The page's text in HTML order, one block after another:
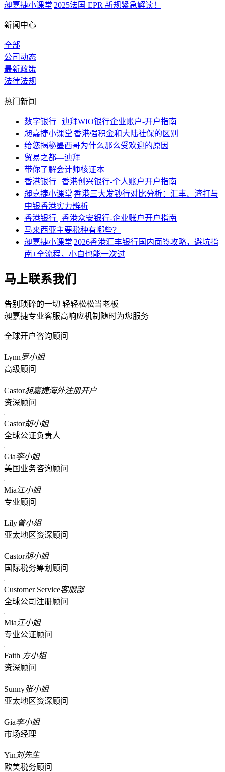
昶嘉捷小课堂|2025法国 EPR 新规紧急解读！
新闻中心
全部
公司动态
最新政策
法律法规
热门新闻
数字银行 | 迪拜WIO银行企业账户-开户指南
昶嘉捷小课堂|香港强积金和大陆社保的区别
给您揭秘墨西哥为什么那么受欢迎的原因
贸易之都—迪拜
带你了解会计师核证本
香港银行 | 香港创兴银行-个人账户开户指南
昶嘉捷小课堂|香港三大发钞行对比分析：汇丰、渣打与
中银香港实力辨析
香港银行 | 香港众安银行-企业账户开户指南
马来西亚主要税种有哪些？
昶嘉捷小课堂|2026香港汇丰银行国内面签攻略，避坑指
南+全流程，小白也能一次过
马上联系我们
告别琐碎的一切 轻轻松松当老板
昶嘉捷专业客服高响应机制随时为您服务
全球开户咨询顾问
Lynn罗小姐
高级顾问
Castor昶嘉捷海外注册开户
资深顾问
Castor胡小姐
全球公证负责人
Gia李小姐
美国业务咨询顾问
Mia江小姐
专业顾问
Lily曾小姐
亚太地区资深顾问
Castor胡小姐
国际税务筹划顾问
Customer Service客服部
全球公司注册顾问
Mia江小姐
专业公证顾问
Faith 方小姐
资深顾问
Sunny张小姐
亚太地区资深顾问
Gia李小姐
市场经理
Yin 刘先生
欧美税务顾问